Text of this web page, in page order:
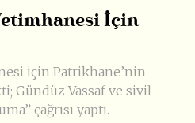
İçin
için Patrikhane’nin
Gündüz Vassaf ve sivil
çağrısı yaptı.